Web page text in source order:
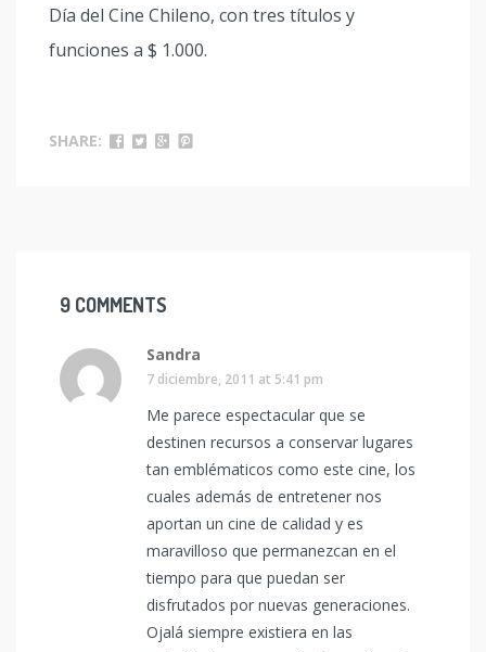
Día del Cine Chileno, con tres títulos y
funciones a $ 1.000.
SHARE:
9 COMMENTS
Sandra
7 diciembre, 2011 at 5:41 pm
Me parece espectacular que se
destinen recursos a conservar lugares
tan emblématicos como este cine, los
cuales además de entretener nos
aportan un cine de calidad y es
maravilloso que permanezcan en el
tiempo para que puedan ser
disfrutados por nuevas generaciones.
Ojalá siempre existiera en las